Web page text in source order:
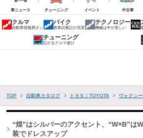
車ニュース チューニング イベント 中古車
クルマ
自動車情報満タン
バイク
新車試乗記が充実
テクノロジー
機械は中が美しい
チューニング
広がるクルマ遊び
TOP 自動車カタログ トヨタ｜TOYOTA ヴォクシー
“煌”はシルバーのアクセント、“W×B”は
装でドレスアップ